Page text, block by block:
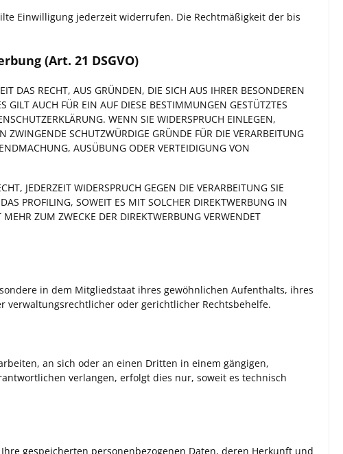
Einwilligung jederzeit widerrufen. Die Rechtmäßigkeit der bis
(Art. 21 DSGVO)
DAS RECHT, AUS GRÜNDEN, DIE SICH AUS IHRER BESONDEREN
GILT AUCH FÜR EIN AUF DIESE BESTIMMUNGEN GESTÜTZTES
WENN SIE WIDERSPRUCH EINLEGEN,
SCHUTZWÜRDIGE GRÜNDE FÜR DIE VERARBEITUNG
AUSÜBUNG ODER VERTEIDIGUNG VON
JEDERZEIT WIDERSPRUCH GEGEN DIE VERARBEITUNG SIE
PROFILING, SOWEIT ES MIT SOLCHER DIREKTWERBUNG IN
ZUM ZWECKE DER DIREKTWERBUNG VERWENDET
in dem Mitgliedstaat ihres gewöhnlichen Aufenthalts, ihres
verwaltungsrechtlicher oder gerichtlicher Rechtsbehelfe.
an sich oder an einen Dritten in einem gängigen,
verlangen, erfolgt dies nur, soweit es technisch
gespeicherten personenbezogenen Daten, deren Herkunft und